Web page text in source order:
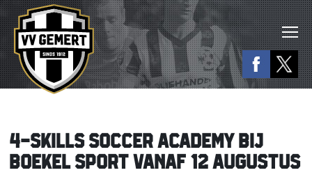
4-SKILLS SOCCER ACADEMY BIJ
BOEKEL SPORT VANAF 12 AUGUSTUS